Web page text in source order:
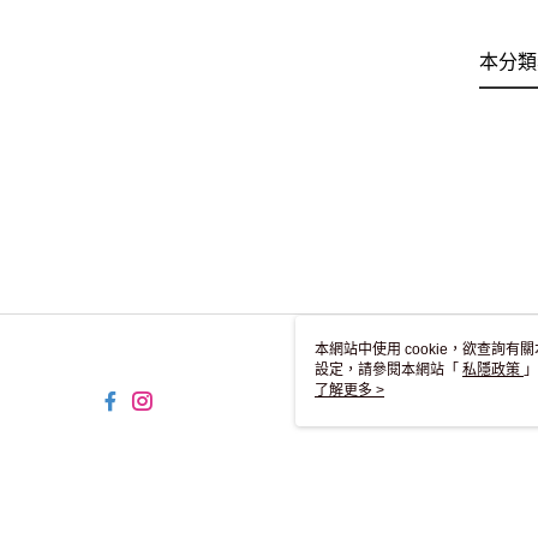
本分
本網站中使用 cookie，欲查詢有
設定，請參閱本網站「 私隱政策
用 cookie。
了解更多 >